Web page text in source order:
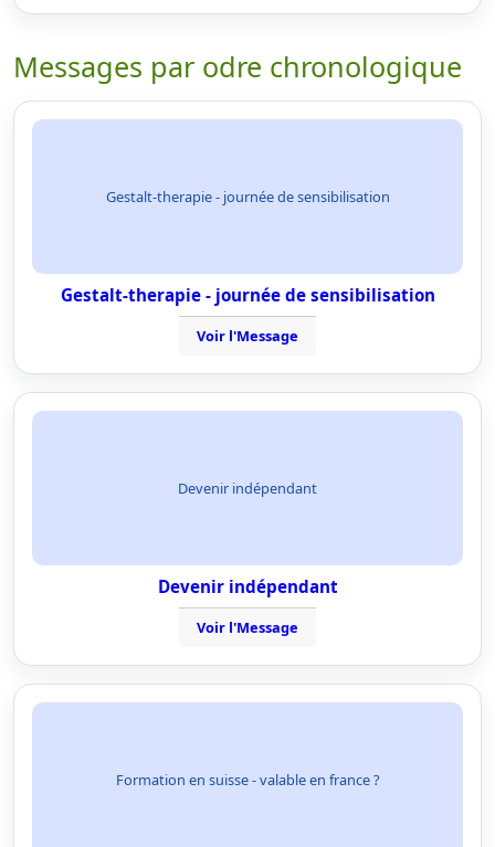
Messages par odre chronologique
Gestalt-therapie - journée de sensibilisation
Gestalt-therapie - journée de sensibilisation
Voir l'Message
Devenir indépendant
Devenir indépendant
Voir l'Message
Formation en suisse - valable en france ?